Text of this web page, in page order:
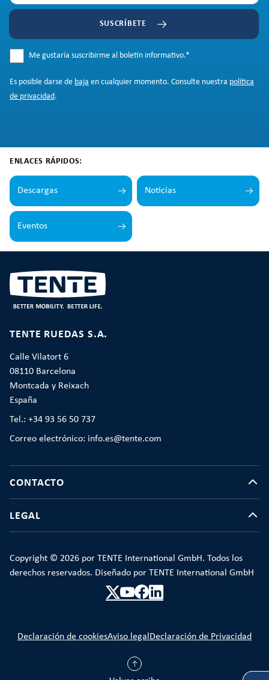
SUSCRÍBETE
Me gustaría suscribirme al boletín informativo.*
Es posible darse de baja en cualquier momento. Consulte nuestra política
de privacidad.
ENLACES RÁPIDOS:
Descargas Noticias
Eventos
TENTE RUEDAS S.A.
Calle Vilatort 6
08110 Barcelona
Montcada y Reixach
España
Tel.: +34 93 56 50 737
Correo electrónico: info.es@tente.com
CONTACTO
LEGAL
Copyright © 2026 por TENTE International GmbH. Todos los
derechos reservados. Diseñado por TENTE International GmbH
Declaración de cookiesAviso legalDeclaración de Privacidad